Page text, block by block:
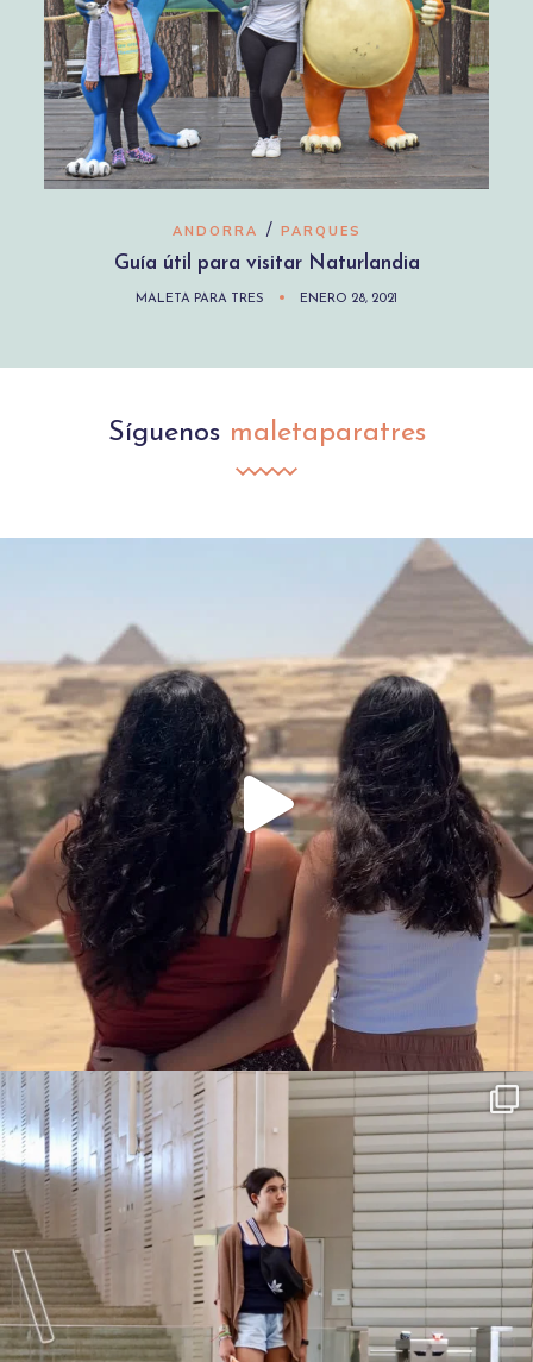
ANDORRA / PARQUES
Guía útil para visitar Naturlandia
MALETA PARA TRES ENERO 28, 2021
Síguenos maletaparatres